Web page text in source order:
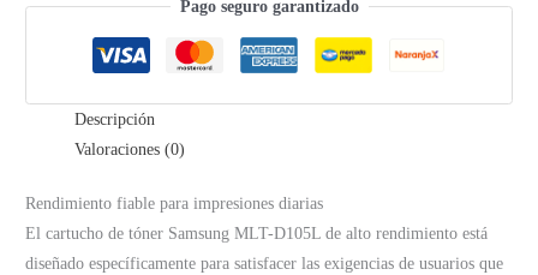
1910,
Pago seguro garantizado
Descripción
Valoraciones (0)
Rendimiento fiable para impresiones diarias
El cartucho de tóner Samsung MLT-D105L de alto rendimiento está
diseñado específicamente para satisfacer las exigencias de usuarios que